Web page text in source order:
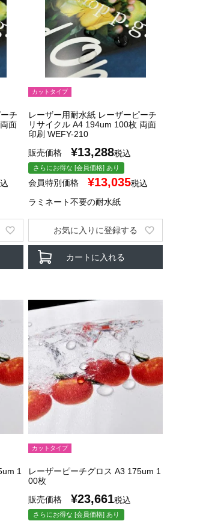
チ
面
カットタイプ
レーザー用耐水紙 レーザーピーチ
リサイクル A4 194um 100枚 両面
印刷 WEFY-210
販売価格
¥13,288税込
さらにお得な [会員価格] あり
会員特別価格 ¥13,035税込
ラミネート不要の耐水紙
カートに入れる
お気に入りに登録する
1
カットタイプ
レーザーピーチグロス A3 175um 1
00枚
販売価格
¥23,661税込
さらにお得な [会員価格] あり